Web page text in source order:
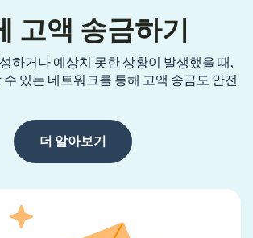
고액 송금하기
하거나 예상치 못한 상황이 발생했을 때,
있는 네트워크를 통해 고액 송금도 안전
더 알아보기